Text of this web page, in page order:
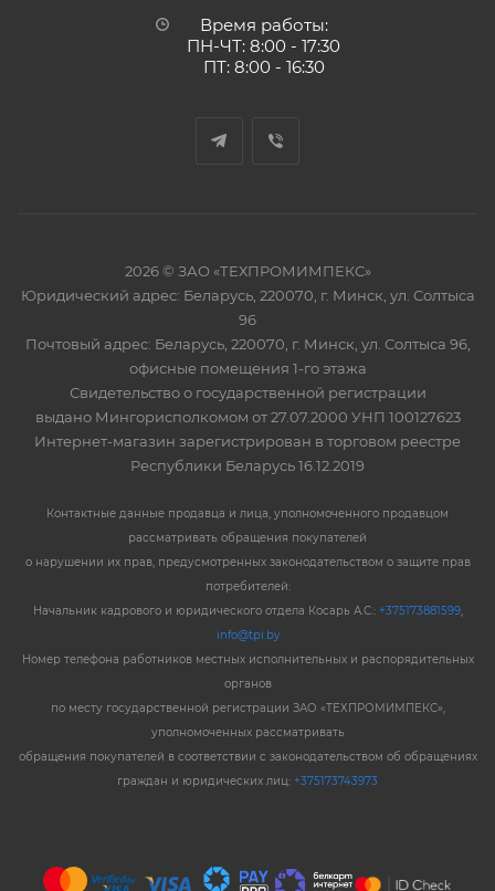
Время работы:
ПН-ЧТ: 8:00 - 17:30
ПТ: 8:00 - 16:30
2026 © ЗАО «ТЕХПРОМИМПЕКС»
Юридический адрес: Беларусь, 220070, г. Минск, ул. Солтыса
96
Почтовый адрес: Беларусь, 220070, г. Минск, ул. Солтыса 96,
офисные помещения 1-го этажа
Свидетельство о государственной регистрации
выдано Мингорисполкомом от 27.07.2000 УНП 100127623
Интернет-магазин зарегистрирован в торговом реестре
Республики Беларусь 16.12.2019
Контактные данные продавца и лица, уполномоченного продавцом
рассматривать обращения покупателей
о нарушении их прав, предусмотренных законодательством о защите прав
потребителей:
Начальник кадрового и юридического отдела Косарь А.С.: +375173881599,
info@tpi.by
Номер телефона работников местных исполнительных и распорядительных
органов
по месту государственной регистрации ЗАО «ТЕХПРОМИМПЕКС»,
уполномоченных рассматривать
обращения покупателей в соответствии с законодательством об обращениях
граждан и юридических лиц: +375173743973